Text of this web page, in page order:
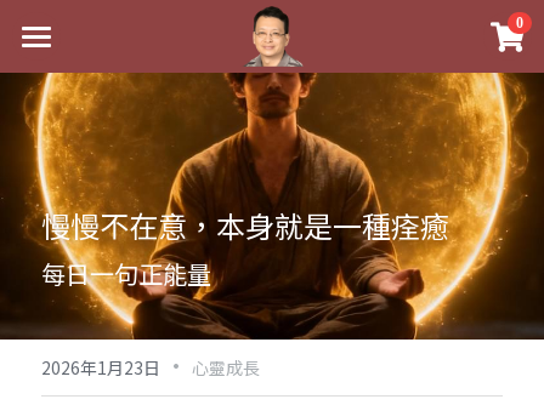
0
最新消息
關於我
實體經營
祖傳命理
手工印鑑
課程介紹
五行八字學
後天派陽宅
Blog
黃金會員專區
試閱專區
慢慢不在意，本身就是一種痊癒
每日一句正能量
2026年1月23日 · 心靈成長
×
商品分類
八字線上完整班
科學八字推理PDF
《十神高階實戰錄》完整典藏版
1美元超值PDF